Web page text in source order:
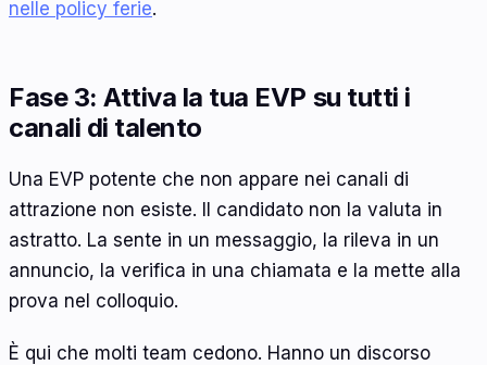
nelle policy ferie.
Fase 3: Attiva la tua EVP su tutti i
canali di talento
Una EVP potente che non appare nei canali di
attrazione non esiste. Il candidato non la valuta in
astratto. La sente in un messaggio, la rileva in un
annuncio, la verifica in una chiamata e la mette alla
prova nel colloquio.
È qui che molti team cedono. Hanno un discorso